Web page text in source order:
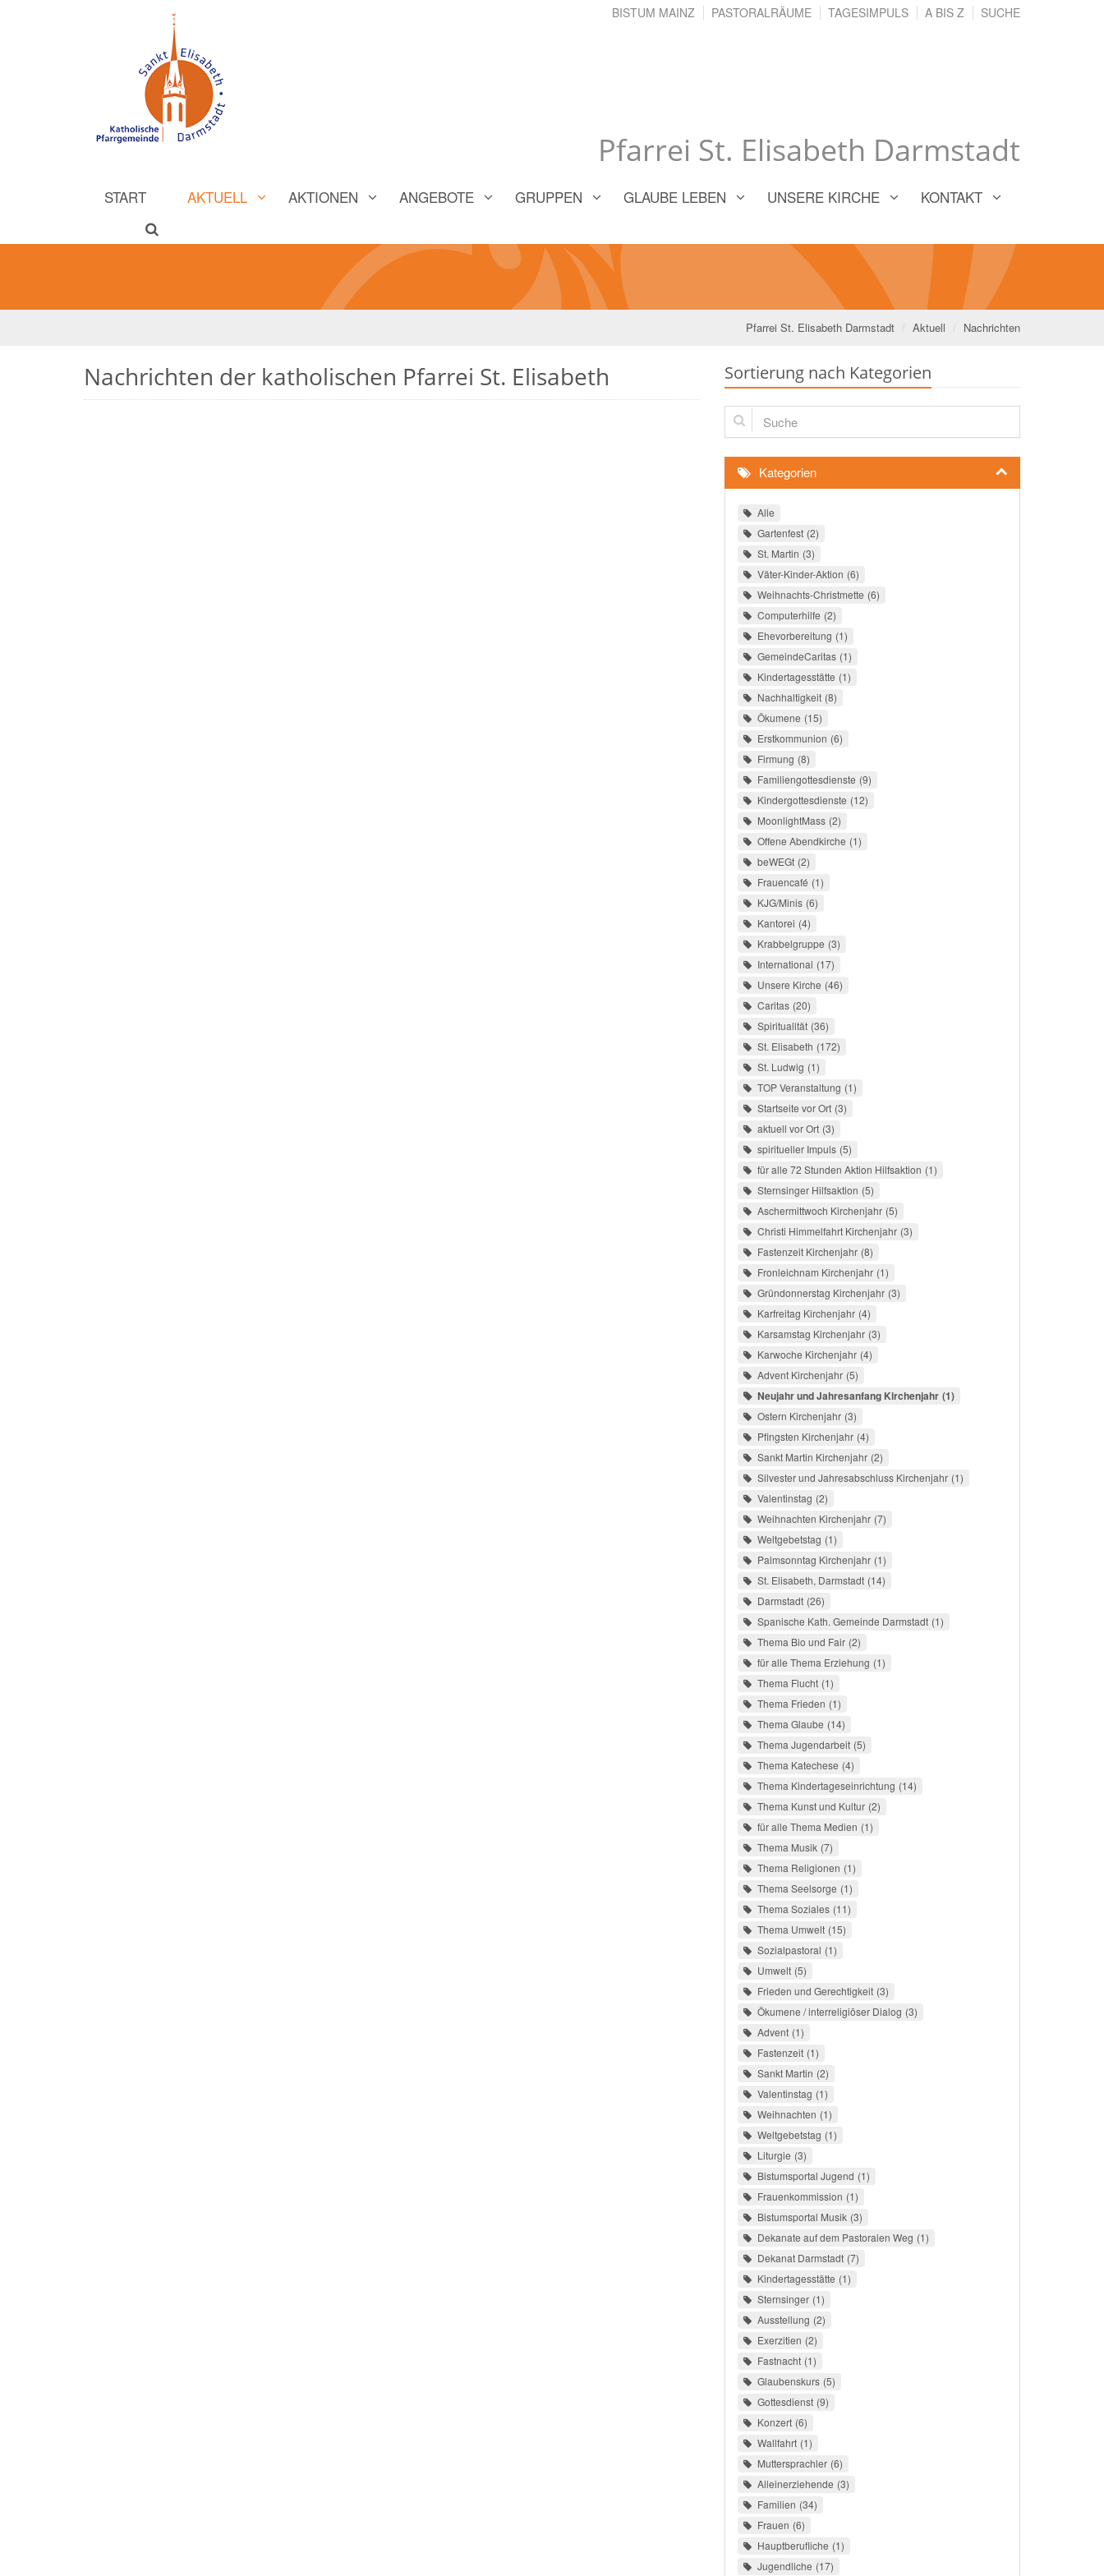
Pfarrei St. Elisabeth Darmstadt
BISTUM MAINZ PASTORALRÄUME TAGESIMPULS A BIS Z SUCHE
START AKTUELL AKTIONEN ANGEBOTE GRUPPEN GLAUBE LEBEN UNSERE KIRCHE KONTAKT
Pfarrei St. Elisabeth Darmstadt Aktuell Nachrichten
Nachrichten der katholischen Pfarrei St. Elisabeth Sortierung nach Kategorien
Suche
Kategorien
Alle
Gartenfest 2
St. Martin 3
Väter-Kinder-Aktion 6
Weihnachts-Christmette 6
Computerhilfe 2
Ehevorbereitung 1
GemeindeCaritas 1
Kindertagesstätte 1
Nachhaltigkeit 8
Ökumene 15
Erstkommunion 6
Firmung 8
Familiengottesdienste 9
Kindergottesdienste 12
MoonlightMass 2
Offene Abendkirche 1
beWEGt 2
Frauencafé 1
KJG/Minis 6
Kantorei 4
Krabbelgruppe 3
International 17
Unsere Kirche 46
Caritas 20
Spiritualität 36
St. Elisabeth 172
St. Ludwig 1
TOP Veranstaltung 1
Startseite vor Ort 3
aktuell vor Ort 3
spiritueller Impuls 5
für alle 72 Stunden Aktion Hilfsaktion 1
Sternsinger Hilfsaktion 5
Aschermittwoch Kirchenjahr 5
Christi Himmelfahrt Kirchenjahr 3
Fastenzeit Kirchenjahr 8
Fronleichnam Kirchenjahr 1
Gründonnerstag Kirchenjahr 3
Karfreitag Kirchenjahr 4
Karsamstag Kirchenjahr 3
Karwoche Kirchenjahr 4
Advent Kirchenjahr 5
Neujahr und Jahresanfang Kirchenjahr 1
Ostern Kirchenjahr 3
Pfingsten Kirchenjahr 4
Sankt Martin Kirchenjahr 2
Silvester und Jahresabschluss Kirchenjahr 1
Valentinstag 2
Weihnachten Kirchenjahr 7
Weltgebetstag 1
Palmsonntag Kirchenjahr 1
St. Elisabeth, Darmstadt 14
Darmstadt 26
Spanische Kath. Gemeinde Darmstadt 1
Thema Bio und Fair 2
für alle Thema Erziehung 1
Thema Flucht 1
Thema Frieden 1
Thema Glaube 14
Thema Jugendarbeit 5
Thema Katechese 4
Thema Kindertageseinrichtung 14
Thema Kunst und Kultur 2
für alle Thema Medien 1
Thema Musik 7
Thema Religionen 1
Thema Seelsorge 1
Thema Soziales 11
Thema Umwelt 15
Sozialpastoral 1
Umwelt 5
Frieden und Gerechtigkeit 3
Ökumene / interreligiöser Dialog 3
Advent 1
Fastenzeit 1
Sankt Martin 2
Valentinstag 1
Weihnachten 1
Weltgebetstag 1
Liturgie 3
Bistumsportal Jugend 1
Frauenkommission 1
Bistumsportal Musik 3
Dekanate auf dem Pastoralen Weg 1
Dekanat Darmstadt 7
Kindertagesstätte 1
Sternsinger 1
Ausstellung 2
Exerzitien 2
Fastnacht 1
Glaubenskurs 5
Gottesdienst 9
Konzert 6
Wallfahrt 1
Muttersprachler 6
Alleinerziehende 3
Familien 34
Frauen 6
Hauptberufliche 1
Jugendliche 17